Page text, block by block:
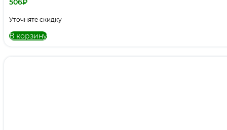
506₽
Уточняте скидку
В корзину